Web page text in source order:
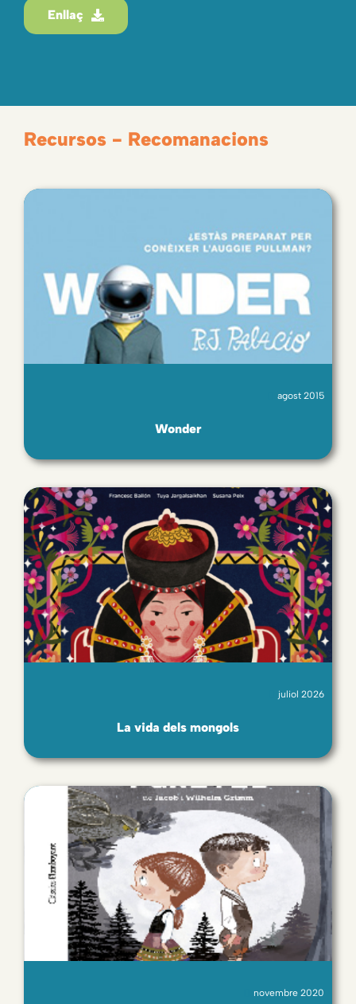
Enllaç
Recursos - Recomanacions
agost 2015
Wonder
juliol 2026
La vida dels mongols
novembre 2020